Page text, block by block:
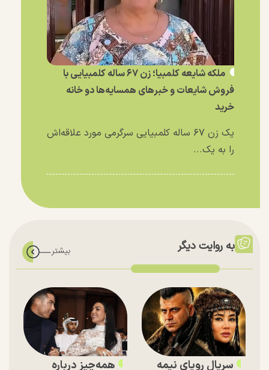
ملکه شایعه کلمبیا؛ زن ۶۷ ساله کلمبیایی با
فروش شایعات و خبر‌های همسایه‌ها دو خانه
خرید
یک زن ۶۷ ساله کلمبیایی سرگرمی مورد علاقه‌اش
را به یک...
به روایت دیگر
سریال رویای نیمه
همه‌چیز درباره